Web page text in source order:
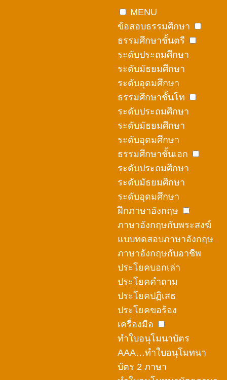
MENU
ข้อสอบธรรมศึกษา
ธรรมศึกษาชั้นตรี
ระดับประถมศึกษา
ระดับมัธยมศึกษา
ระดับอุดมศึกษา
ธรรมศึกษาชั้นโท
ระดับประถมศึกษา
ระดับมัธยมศึกษา
ระดับอุดมศึกษา
ธรรมศึกษาชั้นเอก
ระดับประถมศึกษา
ระดับมัธยมศึกษา
ระดับอุดมศึกษา
ฝึกภาษาอังกฤษ
ภาษาอังกฤษกับพระสงฆ์
แบบทดสอบภาษาอังกฤษ
ภาษาอังกฤษกับอาชีพ
ประโยคบอกเล่า
ประโยคคำถาม
ประโยคปฏิเสธ
ประโยคขอร้อง
เครื่องมือ
ทำใบอนุโมนาบัตร
AAA…ทำใบอนุโมทนา
บัตร 2 ภาษา